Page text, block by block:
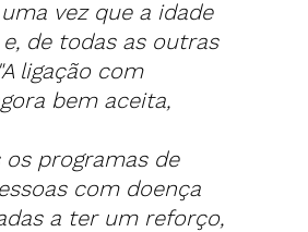
vez que a idade
de todas as outras
"A ligação com
bem aceita,
programas de
com doença
a ter um reforço,